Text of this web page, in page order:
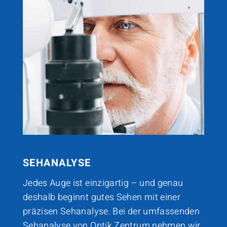
SEHANALYSE
Jedes Auge ist einzigartig – und genau
deshalb beginnt gutes Sehen mit einer
präzisen Sehanalyse. Bei der umfassenden